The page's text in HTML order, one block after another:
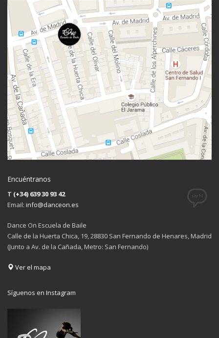
Encuéntranos
T (+34) 639 30 93 42
Email: info@danceon.es
Dance On Escuela de Baile
Calle de la Huerta Chica, 19, 28830 San Fernando de Henares, Madrid
(Junto a Av. de la Cañada, Metro: San Fernando)
Ver el mapa
Síguenos en Instagram